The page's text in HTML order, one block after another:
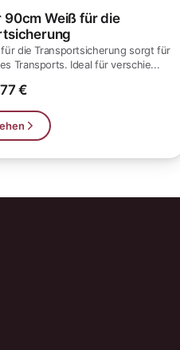
90cm Weiß für die
die Transportsicherung sorgt für
Transports. Ideal für verschie...
€